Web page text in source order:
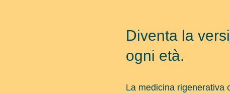
Diventa la
ogni età.
La medicina rigenerativa